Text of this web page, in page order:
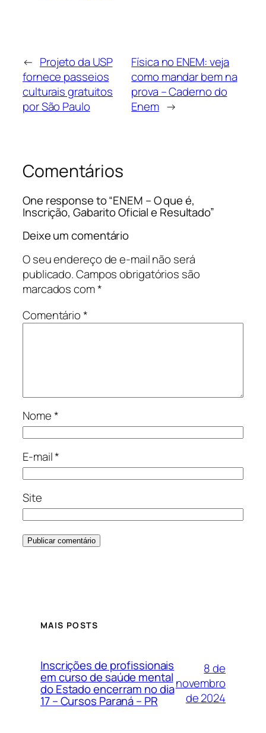
← Projeto da USP
fornece passeios
culturais gratuitos
por São Paulo
Física no ENEM: veja
como mandar bem na
prova – Caderno do
Enem →
Comentários
One response to “ENEM – O que é,
Inscrição, Gabarito Oficial e Resultado”
Deixe um comentário
O seu endereço de e-mail não será
publicado.Campos obrigatórios são
marcados com*
Comentário*
Nome*
E-mail*
Site
MAIS POSTS
Inscrições de profissionais
em curso de saúde mental
do Estado encerram no dia
17 – Cursos Paraná – PR
8 de
novembro
de 2024